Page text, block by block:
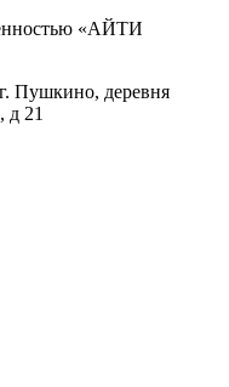
«АЙТИ
Пушкино, деревня
д 21